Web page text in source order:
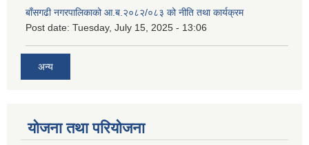
बाँसगढी नगरपालिकाको आ.ब.२०८२/०८३ को नीति तथा कार्यक्रम
Post date: Tuesday, July 15, 2025 - 13:06
अन्य
योजना तथा परियोजना